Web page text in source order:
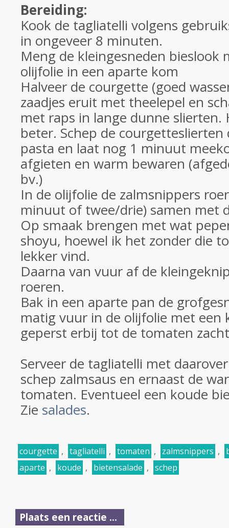
Bereiding:
Kook de tagliatelli volgens
in ongeveer 8 minuten.
Meng de kleingesneden bieslook
olijfolie in een aparte kom
Halveer de courgette (goed
zaadjes eruit met theelepel en
met raps in lange dunne slierten.
beter. Schep de
pasta en laat nog 1 minuut
afgieten en warm bewaren
bv.)
In de olijfolie de zalmsnippers
minuut of twee/drie) samen met
Op smaak brengen met wat
shoyu, hoewel ik het zonder die
lekker vind.
Daarna van vuur af de
roeren.
Bak in een aparte pan de
matig vuur in de olijfolie met een
geperst erbij tot de tomaten
Serveer de tagliatelli met
schep zalmsaus en ernaast de
tomaten. Eventueel een koude
Zie salades.
courgette , tagliatelli , tomaten , zalmsnippers ,
aparte , koude , bietensalade , schep
Plaats een reactie ...